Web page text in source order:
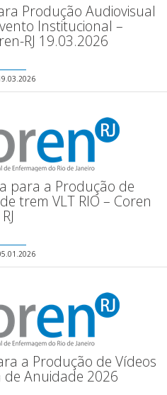
Produção Audiovisual
Institucional –
RJ 19.03.2026
para a Produção de
trem VLT RIO – Coren
RJ
a Produção de Vídeos
Anuidade 2026